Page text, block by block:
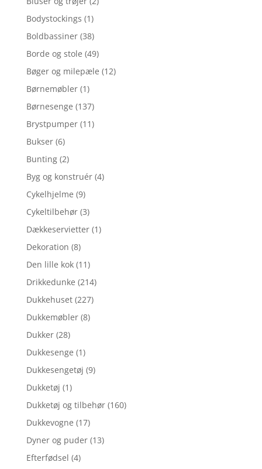
Bodystockings (1)
Boldbassiner (38)
Borde og stole (49)
Bøger og milepæle (12)
Børnemøbler (1)
Børnesenge (137)
Brystpumper (11)
Bukser (6)
Bunting (2)
Byg og konstruér (4)
Cykelhjelme (9)
Cykeltilbehør (3)
Dækkeservietter (1)
Dekoration (8)
Den lille kok (11)
Drikkedunke (214)
Dukkehuset (227)
Dukkemøbler (8)
Dukker (28)
Dukkesenge (1)
Dukkesengetøj (9)
Dukketøj (1)
Dukketøj og tilbehør (160)
Dukkevogne (17)
Dyner og puder (13)
Efterfødsel (4)